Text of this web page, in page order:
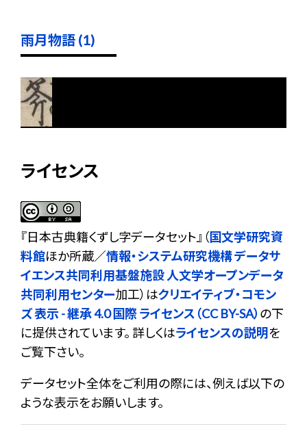
雨月物語 (1)
ライセンス
『日本古典籍くずし字データセット 』（国文学研究資
料館ほか所蔵／情報・システム研究機構 データサ
イエンス共同利用基盤施設 人文学オープンデータ
共同利用センター加工）はクリエイティブ・コモン
ズ 表示 - 継承 4.0 国際 ライセンス（CC BY-SA） の下
に提供されています。 詳しくはライセンスの説明を
ご覧下さい。
データセット全体をご利用の際には、例えば以下の
ような表示をお願いします。